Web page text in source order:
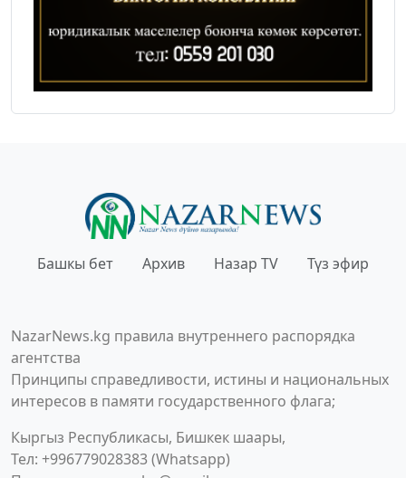
Башкы бет Архив Назар TV Түз эфир
NazarNews.kg правила внутреннего распорядка
агентства
Принципы справедливости, истины и национальных
интересов в памяти государственного флага;
Кыргыз Республикасы, Бишкек шаары,
Тел: +996779028383 (Whatsapp)